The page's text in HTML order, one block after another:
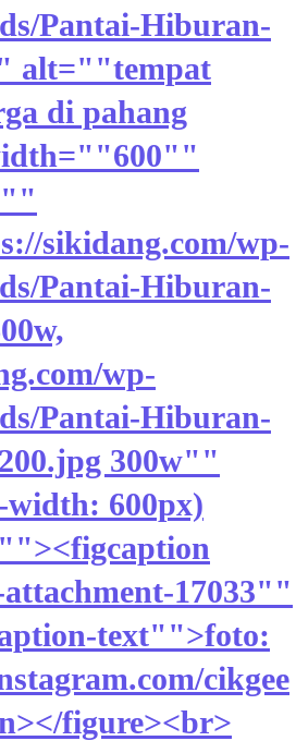
Pantai-Hiburan-
alt=""tempat
di pahang
sikidang.com/wp-
Pantai-Hiburan-
wp-
Pantai-Hiburan-
300w""
600px)
17033""
text"">foto:
cikgee
figure><br>